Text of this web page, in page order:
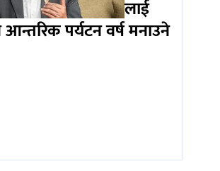
लाई
पर्यटन वर्ष मनाउने